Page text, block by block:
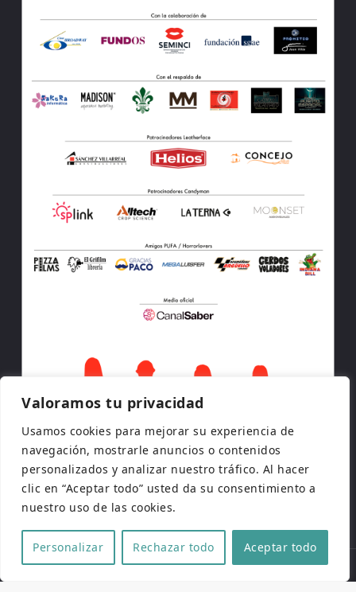
Valoramos tu privacidad
Usamos cookies para mejorar su experiencia de
navegación, mostrarle anuncios o contenidos
personalizados y analizar nuestro tráfico. Al hacer
clic en “Aceptar todo” usted da su consentimiento a
nuestro uso de las cookies.
Personalizar Rechazar todo Aceptar todo